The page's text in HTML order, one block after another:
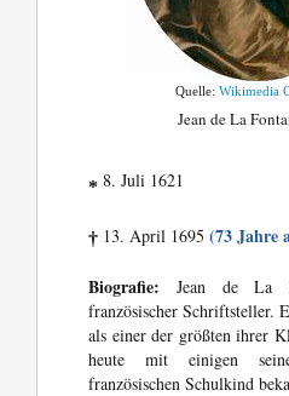
Quelle:Wikimedia
Jean de La
* 8. Juli 1621
† 13. April 1695(73 Jahre
Biografie: Jean de La
französischer Schriftsteller.
als einer der größten ihrer
heute mit einigen
französischen Schulkind